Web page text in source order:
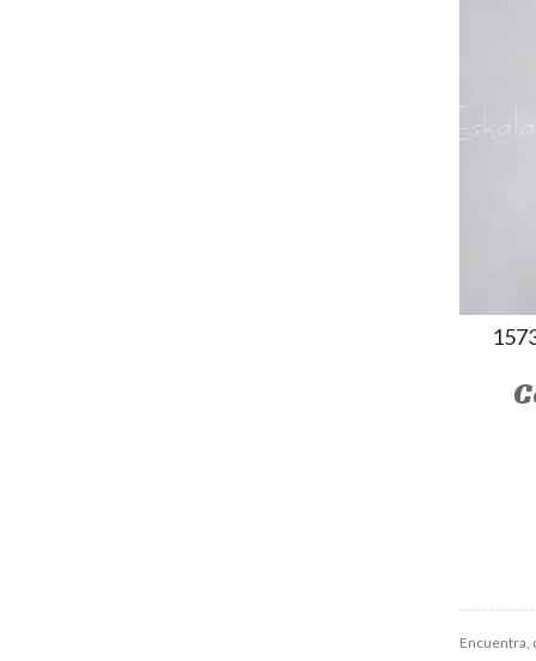
Encuentra,